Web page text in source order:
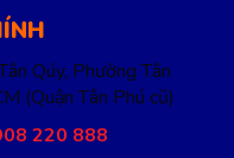
Qúy, Phường Tân
(Quận Tân Phú cũ)
220 888